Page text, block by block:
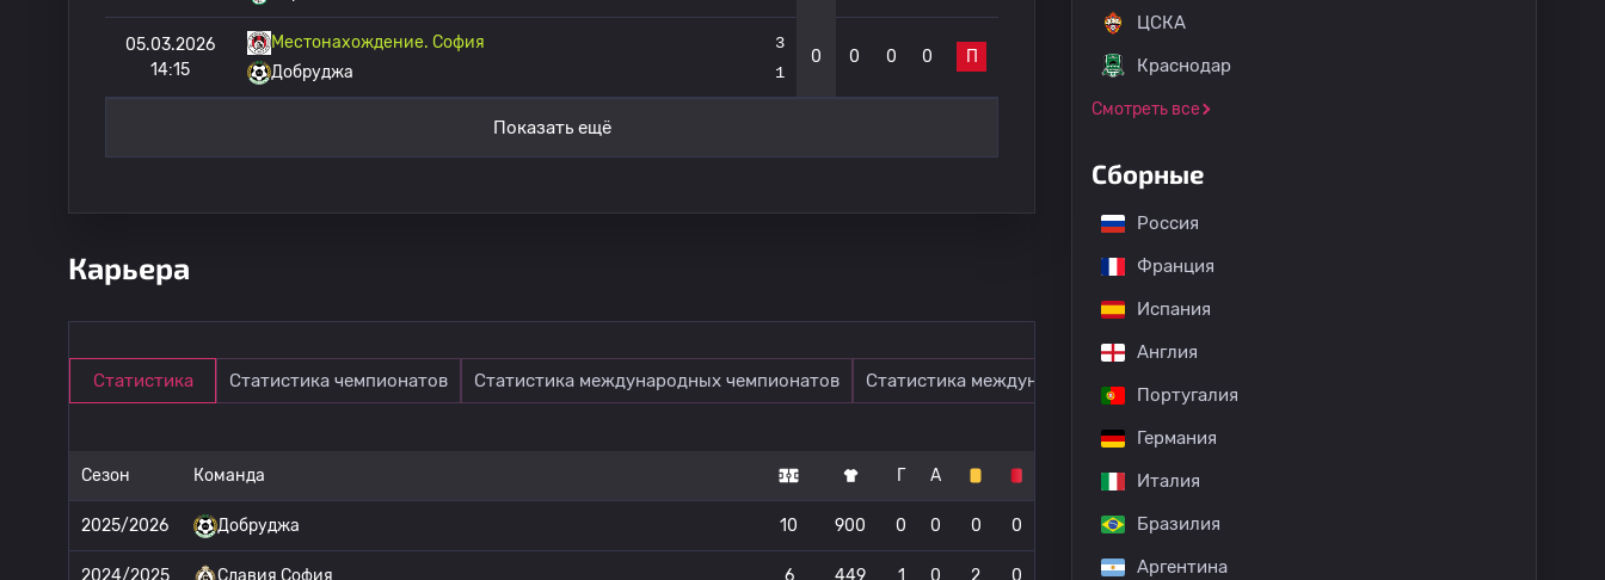
05.03.2026
14:15
Местонахождение. София
Добруджа
3
1
0 0 0 0 П
Показать ещё
Карьера
Статистика Статистика чемпионатов Статистика международных чемпионатов Статистика международных матчей
Сезон Команда Г А
2025/2026 Добруджа 10 900 0 0 0 0
2024/2025 Славия София 6 449 1 0 2 0
ЦСКА
Краснодар
Смотреть все
Сборные
Россия
Франция
Испания
Англия
Португалия
Германия
Италия
Бразилия
Аргентина